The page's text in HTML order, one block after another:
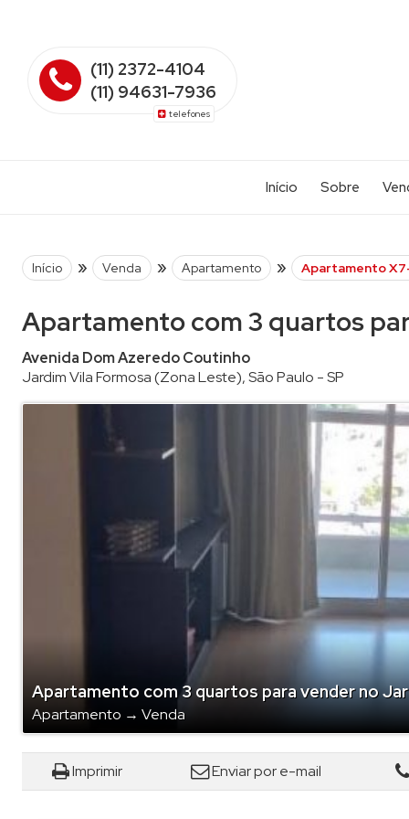
(11) 2372-4104
(11) 94631-7936
telefones
Início Sobre
Casa
Rural
Sala
Sítio
Início » Venda » Apartamento » Apartamento
Apartamento com 3 quartos
Avenida Dom Azeredo Coutinho
Jardim Vila Formosa(Zona Leste),São Paulo -SP
Apartamento com 3 quartos para vender no
Apartamento → Venda
Imprimir Enviar por e-mail